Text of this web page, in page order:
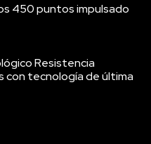
450 puntos impulsado
Resistencia
con tecnología de última